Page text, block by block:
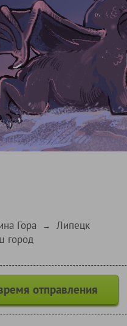
Гора → Липецк
город
отправления